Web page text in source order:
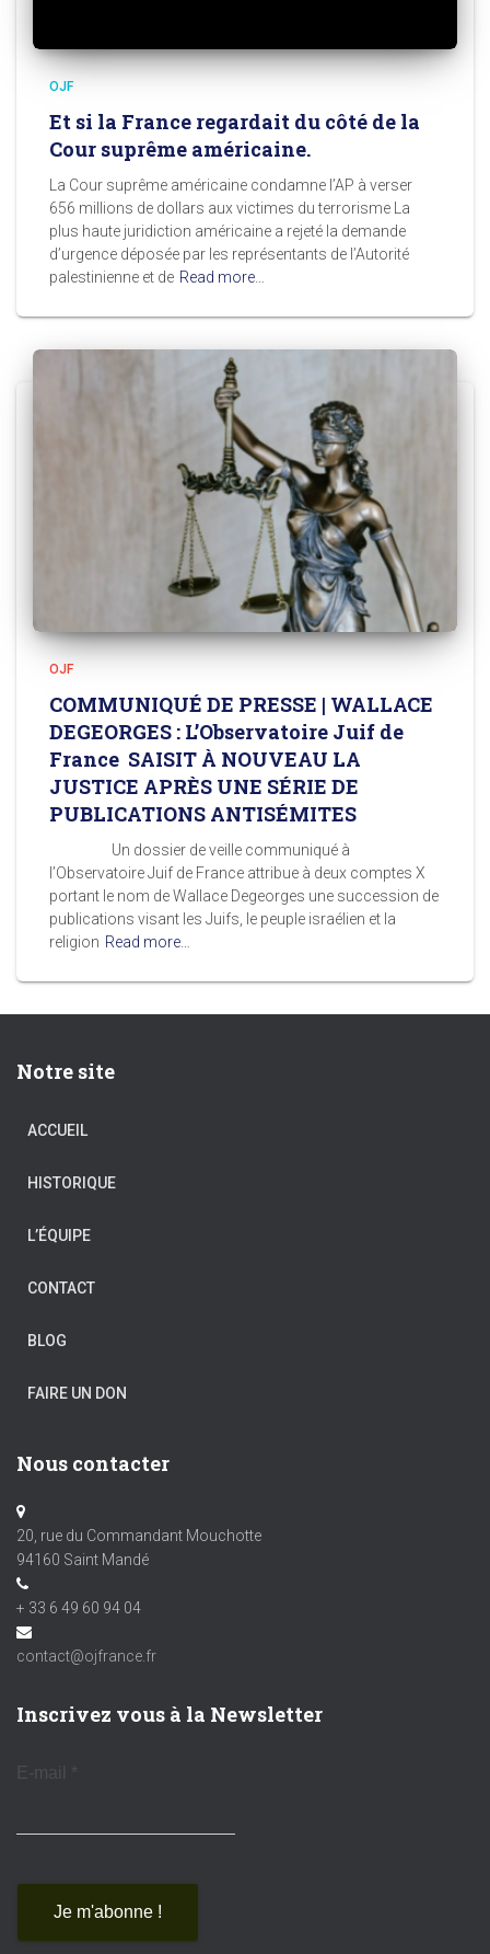
OJF
Et si la France regardait du côté de la
Cour suprême américaine.
La Cour suprême américaine condamne l’AP à verser
656 millions de dollars aux victimes du terrorisme La
plus haute juridiction américaine a rejeté la demande
d’urgence déposée par les représentants de l’Autorité
palestinienne et de Read more…
OJF
COMMUNIQUÉ DE PRESSE | WALLACE
DEGEORGES : L’Observatoire Juif de
France SAISIT À NOUVEAU LA
JUSTICE APRÈS UNE SÉRIE DE
PUBLICATIONS ANTISÉMITES
Un dossier de veille communiqué à
l’Observatoire Juif de France attribue à deux comptes X
portant le nom de Wallace Degeorges une succession de
publications visant les Juifs, le peuple israélien et la
religion Read more…
Notre site
ACCUEIL
HISTORIQUE
L’ÉQUIPE
CONTACT
BLOG
FAIRE UN DON
Nous contacter
20, rue du Commandant Mouchotte
94160 Saint Mandé
+ 33 6 49 60 94 04
contact@ojfrance.fr
Inscrivez vous à la Newsletter
E-mail *